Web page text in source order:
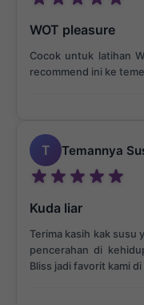
WOT pleasure
Cocok untuk latihan
recommend ini ke
T Temannya
Kuda liar
Terima kasih kak susu
pencerahan di
Bliss jadi favorit kami